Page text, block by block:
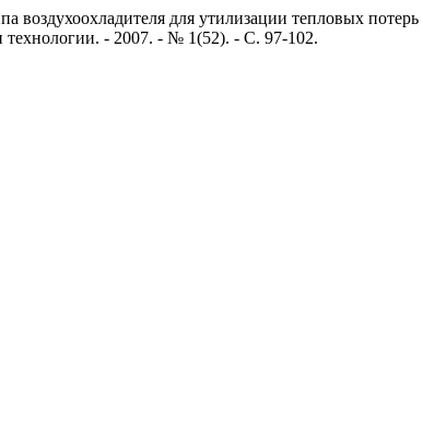
воздухоохладителя для утилизации тепловых
- 2007. - № 1(52). - С. 97-102.